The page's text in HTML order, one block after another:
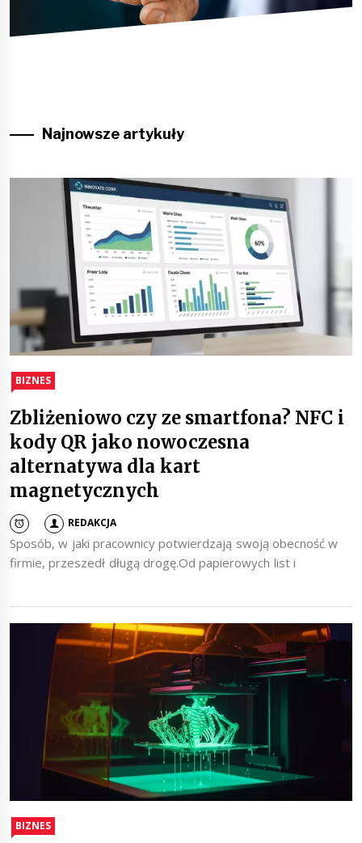
Najnowsze artykuły
BIZNES
Zbliżeniowo czy ze smartfona? NFC i
kody QR jako nowoczesna
alternatywa dla kart
magnetycznych
REDAKCJA
Sposób, w jaki pracownicy potwierdzają swoją obecność w
firmie, przeszedł długą drogę.Od papierowych list i
BIZNES